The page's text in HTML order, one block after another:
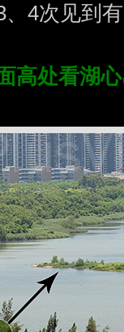
4次见到
高处看湖